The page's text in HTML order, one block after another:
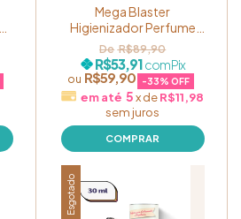
Mega Blaster
Higienizador Perfume
Para Caixa 250ml Aroma
Cheirinho JM 3.0
R$59,90 -33% OFF
R$89,90
R$53,91comPix
5xdeR$11,98
sem juros
Esgotado